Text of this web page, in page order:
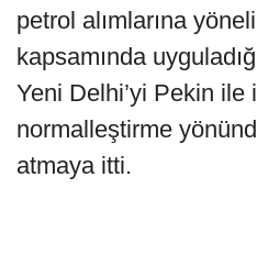
petrol alımlarına
kapsamında
Yeni Delhi’yi Pekin ile
normalleştirme
atmaya itti.